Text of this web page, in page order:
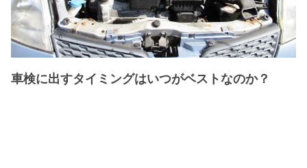
車検に出すタイミングはいつがベストなのか？